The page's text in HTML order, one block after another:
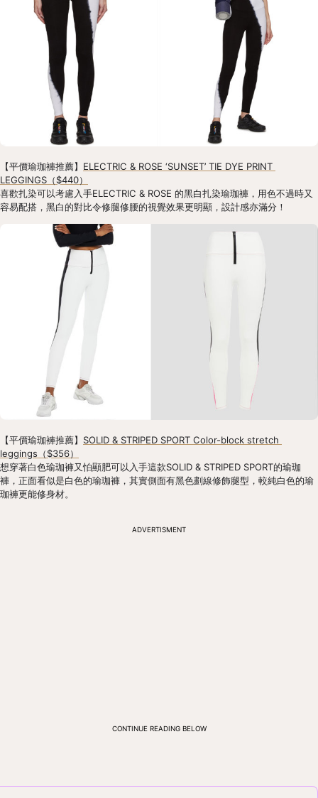
【平價瑜珈褲推薦】 ELECTRIC & ROSE ‘SUNSET’ TIE DYE PRINT
LEGGINGS（$440）
喜歡扎染可以考慮入手ELECTRIC & ROSE 的黑白扎染瑜珈褲，用色不過時又
容易配搭，黑白的對比令修腿修腰的視覺效果更明顯，設計感亦滿分！
【平價瑜珈褲推薦】 SOLID & STRIPED SPORT Color-block stretch
leggings（$356）
想穿著白色瑜珈褲又怕顯肥可以入手這款SOLID & STRIPED SPORT的瑜珈
褲，正面看似是白色的瑜珈褲，其實側面有黑色劃線修飾腿型，較純白色的瑜
珈褲更能修身材。
ADVERTISMENT
CONTINUE READING BELOW